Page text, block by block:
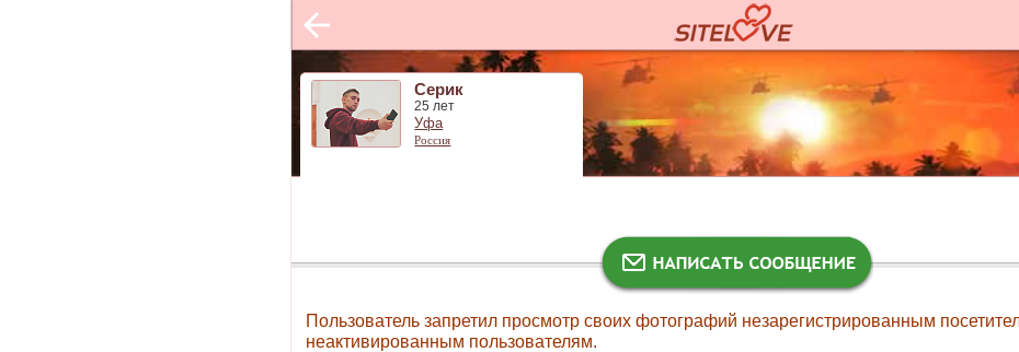
Серик
25 лет
Уфа
Россия
Пользователь запретил просмотр своих фотографий незарегистрированным
неактивированным пользователям.